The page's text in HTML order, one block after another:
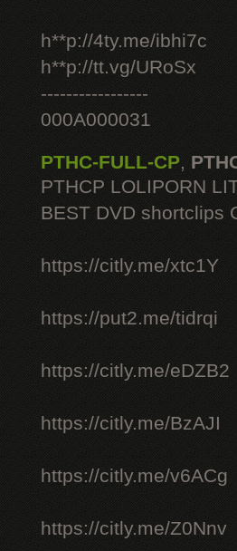
h**p://4ty.me/ibhi7c
h**p://tt.vg/URoSx
-----------------
000A000031
PTHC-FULL-CP,
PTHCP LOLIPORN
BEST DVD shortclips
https://citly.me/xtc1Y
https://put2.me/tidrqi
https://citly.me/eDZB2
https://citly.me/BzAJI
https://citly.me/v6ACg
https://citly.me/Z0Nnv